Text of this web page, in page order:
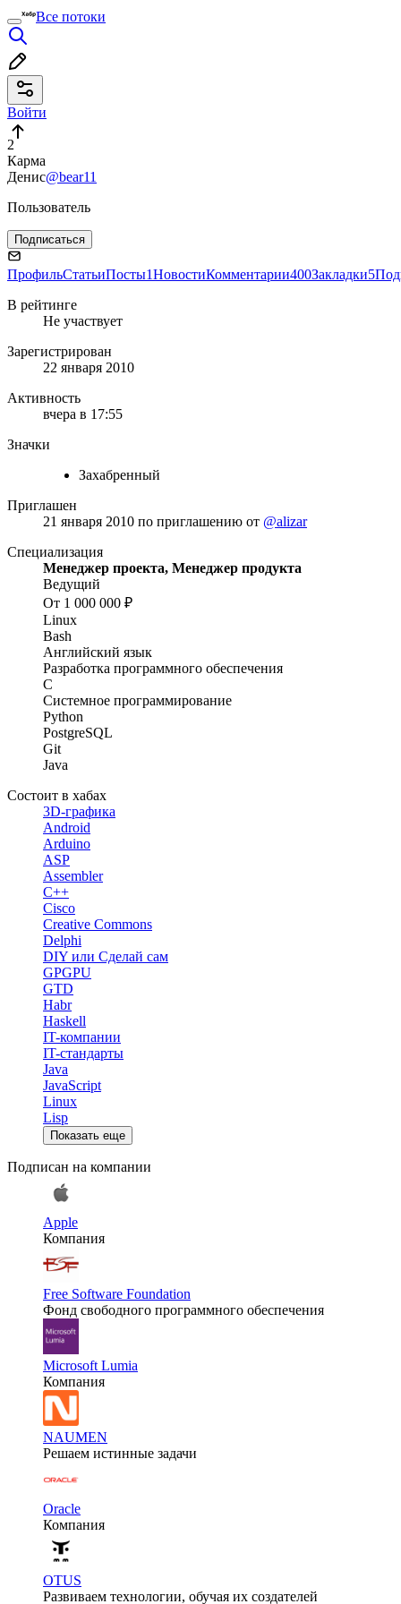
Все потоки
Войти
2
Карма
Денис@bear11
Пользователь
Подписаться
ПрофильСтатьиПосты1НовостиКомментарии400Закладки5
В рейтинге
Не участвует
Зарегистрирован
22 января 2010
Активность
вчера в 17:55
Значки
Захабренный
Приглашен
21 января 2010 по приглашению от @alizar
Специализация
Менеджер проекта, Менеджер продукта
Ведущий
От 1 000 000 ₽
Linux
Bash
Английский язык
Разработка программного обеспечения
C
Системное программирование
Python
PostgreSQL
Git
Java
Состоит в хабах
3D-графика
Android
Arduino
ASP
Assembler
C++
Cisco
Creative Commons
Delphi
DIY или Сделай сам
GPGPU
GTD
Habr
Haskell
IT-компании
IT-стандарты
Java
JavaScript
Linux
Lisp
Показать еще
Подписан на компании
Apple
Компания
Free Software Foundation
Фонд свободного программного обеспечения
Microsoft Lumia
Компания
NAUMEN
Решаем истинные задачи
Oracle
Компания
OTUS
Развиваем технологии, обучая их создателей